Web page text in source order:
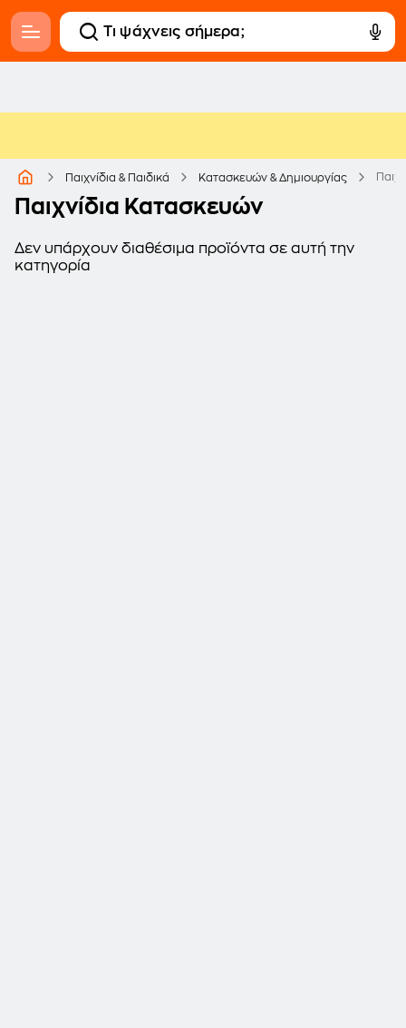
Παιχνίδια & Παιδικά Κατασκευών & Δημιουργίας
Παιχνίδια Κατασκευών
Δεν υπάρχουν διαθέσιμα προϊόντα σε αυτή την
κατηγορία